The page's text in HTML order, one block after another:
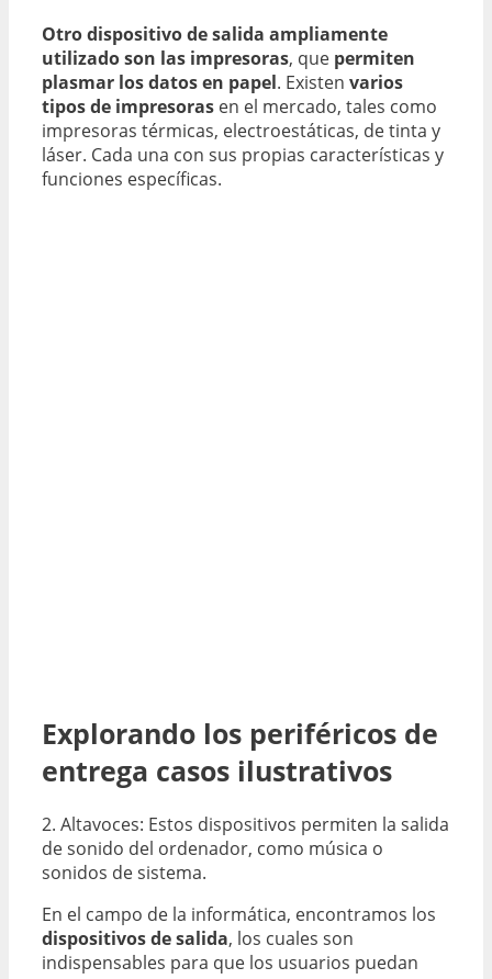
Otro dispositivo de salida ampliamente
utilizado son las impresoras, que permiten
plasmar los datos en papel. Existen varios
tipos de impresoras en el mercado, tales como
impresoras térmicas, electroestáticas, de tinta y
láser. Cada una con sus propias características y
funciones específicas.
Explorando los periféricos de
entrega casos ilustrativos
2. Altavoces: Estos dispositivos permiten la salida
de sonido del ordenador, como música o
sonidos de sistema.
En el campo de la informática, encontramos los
dispositivos de salida, los cuales son
indispensables para que los usuarios puedan